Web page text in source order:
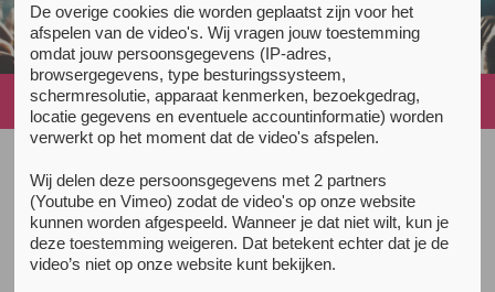
Home »News» (Nederlands) Unity explainer alcohol
All news items
December 6, 2021
(Nederlands) Unity explainer
alcohol
De overige cookies die worden geplaatst zijn voor het
afspelen van de video's. Wij vragen jouw toestemming
omdat jouw persoonsgegevens (IP-adres,
browsergegevens, type besturingssysteem,
schermresolutie, apparaat kenmerken, bezoekgedrag,
locatie gegevens en eventuele accountinformatie) worden
verwerkt op het moment dat de video's afspelen.
Wij delen deze persoonsgegevens met 2 partners
(Youtube en Vimeo) zodat de video's op onze website
kunnen worden afgespeeld. Wanneer je dat niet wilt, kun je
deze toestemming weigeren. Dat betekent echter dat je de
video’s niet op onze website kunt bekijken.